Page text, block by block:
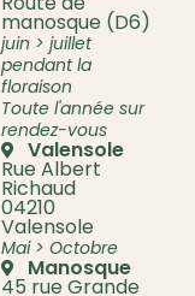
manosque (D6)
juin > juillet
pendant la
floraison
Toute l'année sur
rendez-vous
Valensole
Rue Albert
Richaud
04210
Valensole
Mai > Octobre
Manosque
45 rue Grande